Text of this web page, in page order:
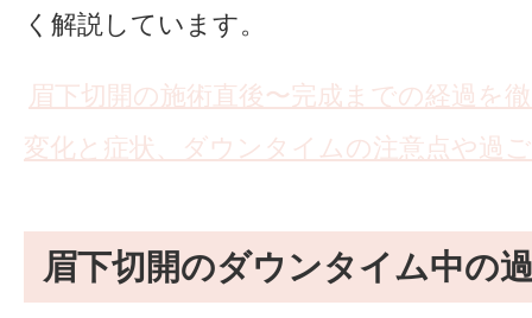
く解説しています。
眉下切開の施術直後〜完成までの経過を
変化と症状、ダウンタイムの注意点や過
眉下切開のダウンタイム中の